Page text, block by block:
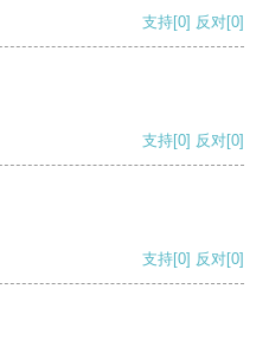
支持[0] 反对[0]
支持[0] 反对[0]
支持[0] 反对[0]